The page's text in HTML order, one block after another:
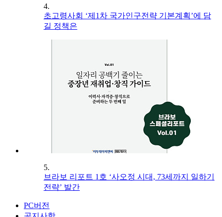
4.
초고령사회 ‘제1차 국가인구전략 기본계획’에 담
길 정책은
5.
브라보 리포트 1호 ‘사오정 시대, 73세까지 일하기
전략’ 발간
PC버전